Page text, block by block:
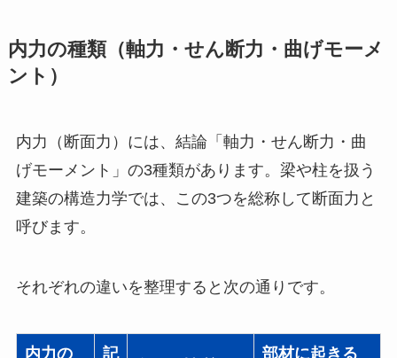
内力の種類（軸力・せん断力・曲げモーメ
ント）
内力（断面力）には、結論「軸力・せん断力・曲
げモーメント」の3種類があります。梁や柱を扱う
建築の構造力学では、この3つを総称して断面力と
呼びます。
それぞれの違いを整理すると次の通りです。
内力の
記
部材に起きる